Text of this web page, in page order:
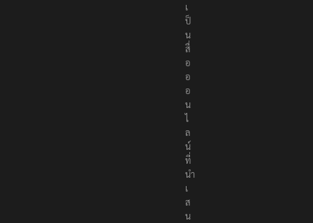
เ
ป็
น
สื่
อ
อ
อ
น
ไ
ล
น์
ที่
นำ
เ
ส
น